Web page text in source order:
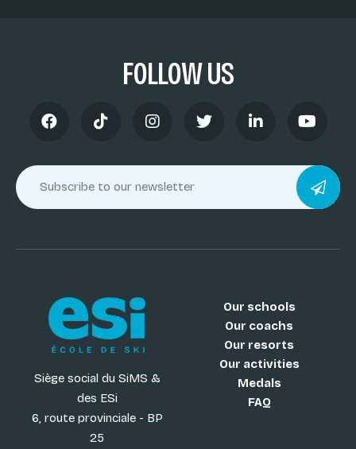
FOLLOW US
Siège social du SiMS &
des ESi
6, route provinciale - BP
25
Our schools
Our coachs
Our resorts
Our activities
Medals
FAQ